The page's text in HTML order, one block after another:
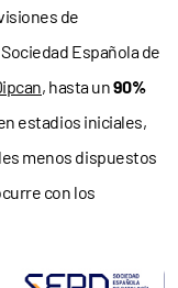
de
Española de
, hasta un90%
estadios iniciales,
menos dispuestos
con los